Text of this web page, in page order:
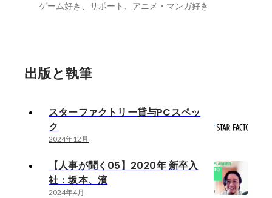
ゲーム好き、サポート、アニメ・マンガ好き
出版と執筆
スターファクトリー貸与PCスペッ
ク
2024年12月
【人事が聞く05】2020年 新卒入
社：坂本、濱
2024年4月